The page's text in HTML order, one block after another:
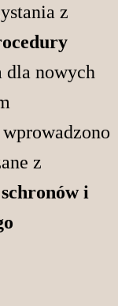
z
dla nowych
z
schronów i